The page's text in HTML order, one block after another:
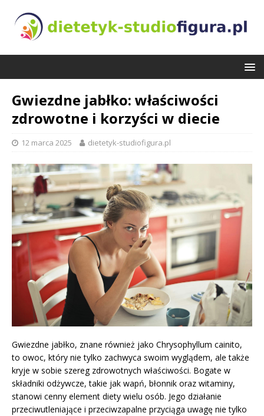
Gwiezdne jabłko: właściwości
zdrowotne i korzyści w diecie
12 marca 2025 dietetyk-studiofigura.pl
Gwiezdne jabłko, znane również jako Chrysophyllum cainito,
to owoc, który nie tylko zachwyca swoim wyglądem, ale także
kryje w sobie szereg zdrowotnych właściwości. Bogate w
składniki odżywcze, takie jak wapń, błonnik oraz witaminy,
stanowi cenny element diety wielu osób. Jego działanie
przeciwutleniające i przeciwzapalne przyciąga uwagę nie tylko